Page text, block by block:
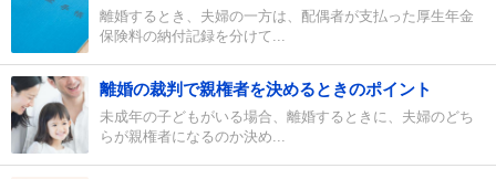
離婚するとき、夫婦の一方は、配偶者が支払った厚生年金
保険料の納付記録を分けて...
離婚の裁判で親権者を決めるときのポイント
未成年の子どもがいる場合、離婚するときに、夫婦のどち
らが親権者になるのか決め...